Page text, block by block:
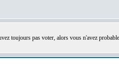
toujours pas voter, alors vous n'avez